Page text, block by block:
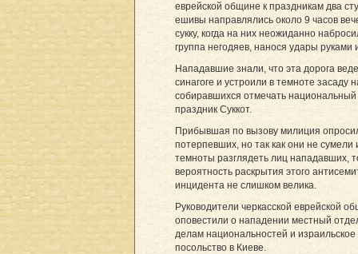
еврейской общине к праздникам два
ешивы направлялись около 9 часов
сукку, когда на них неожиданно
группа негодяев, нанося удары руками
Нападавшие знали, что эта дорога
синагоге и устроили в темноте засаду
собиравшихся отмечать национальный
праздник Суккот.
Прибывшая по вызову милиция
потерпевших, но так как они не сумели
темноты разглядеть лиц нападавших,
вероятность раскрытия этого
инцидента не слишком велика.
Руководители черкасской еврейской
оповестили о нападении местный
делам национальностей и израильское
посольство в Киеве.